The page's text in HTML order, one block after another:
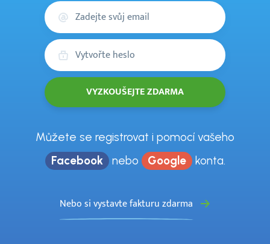
Váš
email
Můžete se registrovat i pomocí vašeho
Facebook nebo Google konta.
Nebo si vystavte fakturu zdarma